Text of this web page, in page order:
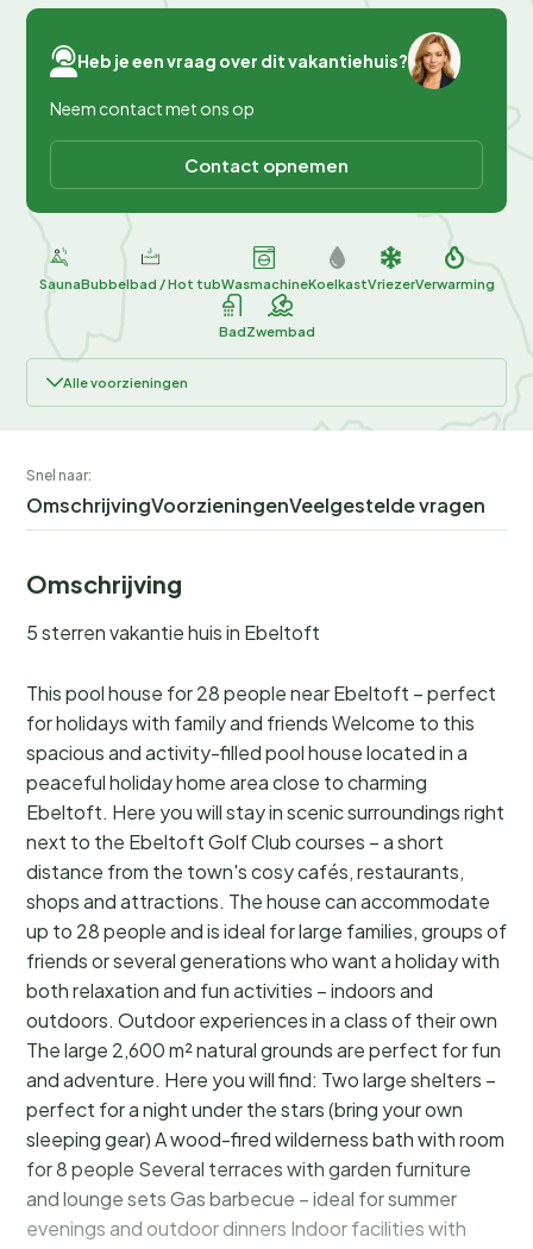
Heb je een vraag over dit vakantiehuis?
Neem contact met ons op
Contact opnemen
SaunaBubbelbad / Hot tubWasmachineKoelkastVriezerVerwarming
BadZwembad
Alle voorzieningen
Snel naar:
OmschrijvingVoorzieningenVeelgestelde vragen
Omschrijving
5 sterren vakantie huis in Ebeltoft
This pool house for 28 people near Ebeltoft – perfect
for holidays with family and friends Welcome to this
spacious and activity-filled pool house located in a
peaceful holiday home area close to charming
Ebeltoft. Here you will stay in scenic surroundings right
next to the Ebeltoft Golf Club courses – a short
distance from the town's cosy cafés, restaurants,
shops and attractions. The house can accommodate
up to 28 people and is ideal for large families, groups of
friends or several generations who want a holiday with
both relaxation and fun activities – indoors and
outdoors. Outdoor experiences in a class of their own
The large 2,600 m² natural grounds are perfect for fun
and adventure. Here you will find: Two large shelters –
perfect for a night under the stars (bring your own
sleeping gear) A wood-fired wilderness bath with room
for 8 people Several terraces with garden furniture
and lounge sets Gas barbecue – ideal for summer
evenings and outdoor dinners Indoor facilities with